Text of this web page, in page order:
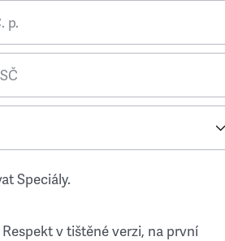
p.
Speciály.
v tištěné verzi, na první